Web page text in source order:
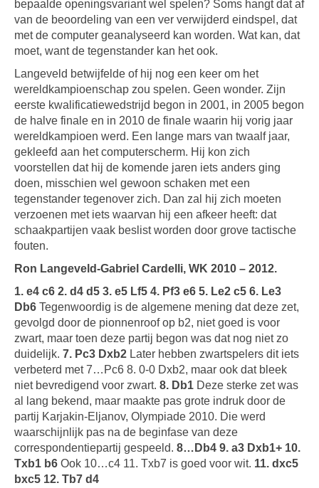
bepaalde openingsvariant wel spelen? Soms hangt dat af
van de beoordeling van een ver verwijderd eindspel, dat
met de computer geanalyseerd kan worden. Wat kan, dat
moet, want de tegenstander kan het ook.
Langeveld betwijfelde of hij nog een keer om het
wereldkampioenschap zou spelen. Geen wonder. Zijn
eerste kwalificatiewedstrijd begon in 2001, in 2005 begon
de halve finale en in 2010 de finale waarin hij vorig jaar
wereldkampioen werd. Een lange mars van twaalf jaar,
gekleefd aan het computerscherm. Hij kon zich
voorstellen dat hij de komende jaren iets anders ging
doen, misschien wel gewoon schaken met een
tegenstander tegenover zich. Dan zal hij zich moeten
verzoenen met iets waarvan hij een afkeer heeft: dat
schaakpartijen vaak beslist worden door grove tactische
fouten.
Ron Langeveld-Gabriel Cardelli, WK 2010 – 2012.
1. e4 c6 2. d4 d5 3. e5 Lf5 4. Pf3 e6 5. Le2 c5 6. Le3
Db6 Tegenwoordig is de algemene mening dat deze zet,
gevolgd door de pionnenroof op b2, niet goed is voor
zwart, maar toen deze partij begon was dat nog niet zo
duidelijk. 7. Pc3 Dxb2 Later hebben zwartspelers dit iets
verbeterd met 7…Pc6 8. 0-0 Dxb2, maar ook dat bleek
niet bevredigend voor zwart. 8. Db1 Deze sterke zet was
al lang bekend, maar maakte pas grote indruk door de
partij Karjakin-Eljanov, Olympiade 2010. Die werd
waarschijnlijk pas na de beginfase van deze
correspondentiepartij gespeeld. 8…Db4 9. a3 Dxb1+ 10.
Txb1 b6 Ook 10…c4 11. Txb7 is goed voor wit. 11. dxc5
bxc5 12. Tb7 d4